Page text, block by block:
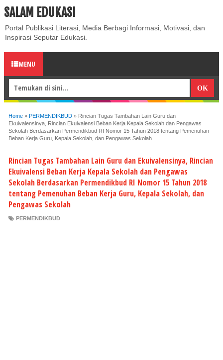
ABOUT CONTACT US
SALAM EDUKASI
Portal Publikasi Literasi, Media Berbagi Informasi, Motivasi, dan
Inspirasi Seputar Edukasi.
MENU
Home » PERMENDIKBUD » Rincian Tugas Tambahan Lain Guru dan
Ekuivalensinya, Rincian Ekuivalensi Beban Kerja Kepala Sekolah dan Pengawas
Sekolah Berdasarkan Permendikbud RI Nomor 15 Tahun 2018 tentang Pemenuhan
Beban Kerja Guru, Kepala Sekolah, dan Pengawas Sekolah
Rincian Tugas Tambahan Lain Guru dan Ekuivalensinya, Rincian
Ekuivalensi Beban Kerja Kepala Sekolah dan Pengawas
Sekolah Berdasarkan Permendikbud RI Nomor 15 Tahun 2018
tentang Pemenuhan Beban Kerja Guru, Kepala Sekolah, dan
Pengawas Sekolah
PERMENDIKBUD